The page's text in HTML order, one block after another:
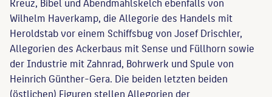
Wilhelm Haverkamp, die Allegorie des Handels mit
Heroldstab vor einem Schiffsbug von Josef Drischler,
Allegorien des Ackerbaus mit Sense und Füllhorn sowie
der Industrie mit Zahnrad, Bohrwerk und Spule von
Heinrich Günther-Gera. Die beiden letzten beiden
(östlichen) Figuren stellen Allegorien der